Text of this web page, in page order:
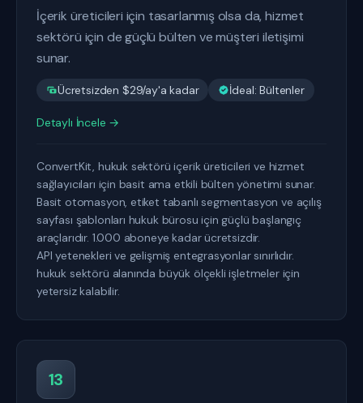
İçerik üreticileri için tasarlanmış olsa da, hizmet
sektörü için de güçlü bülten ve müşteri iletişimi
sunar.
Ücretsizden $29/ay'a kadar İdeal: Bültenler
Detaylı İncele →
ConvertKit, hukuk sektörü içerik üreticileri ve hizmet
sağlayıcıları için basit ama etkili bülten yönetimi sunar.
Basit otomasyon, etiket tabanlı segmentasyon ve açılış
sayfası şablonları hukuk bürosu için güçlü başlangıç
araçlarıdır. 1.000 aboneye kadar ücretsizdir.
API yetenekleri ve gelişmiş entegrasyonlar sınırlıdır.
hukuk sektörü alanında büyük ölçekli işletmeler için
yetersiz kalabilir.
13